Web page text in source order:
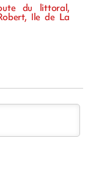
du littoral,
Ile de La